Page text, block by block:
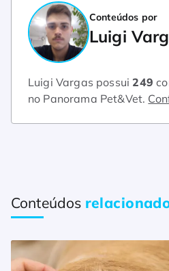
Conteúdos por
Luigi
Luigi Vargas possui 249
no Panorama Pet&Vet.
Conteúdos